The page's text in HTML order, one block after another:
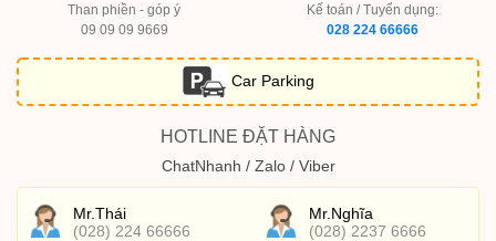
Than phiền - góp ý
09 09 09 9669
Kế toán / Tuyển dụng:
028 224 66666
Car Parking
HOTLINE ĐẶT HÀNG
ChatNhanh / Zalo / Viber
Mr.Thái
(028) 224 66666
Mr.Nghĩa
(028) 2237 6666